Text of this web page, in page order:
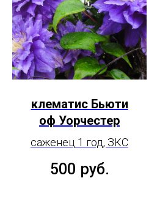
клематис Бьюти
оф Уорчестер
саженец 1 год, ЗКС
500 руб.